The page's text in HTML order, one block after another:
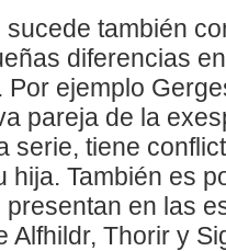
sucede también
diferencias
Por ejemplo
pareja de la
serie, tiene
hija. También es
en las
Alfhildr, Thorir y